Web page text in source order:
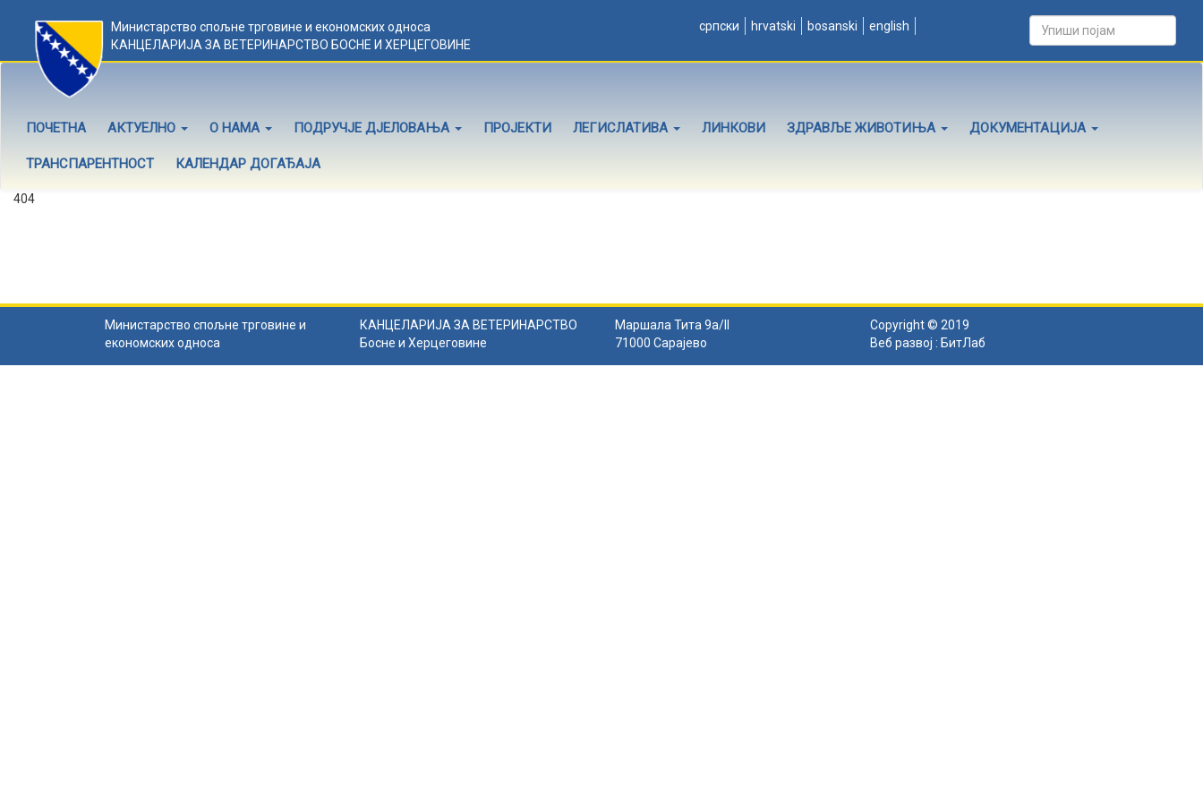
Министарство спољне трговине и економских односа
КАНЦЕЛАРИЈА ЗА ВЕТЕРИНАРСТВО БОСНЕ И ХЕРЦЕГОВИНЕ
српски hrvatski bosanski english
ПОЧЕТНА АКТУЕЛНО О НАМА ПОДРУЧЈЕ ДЈЕЛОВАЊА ПРОЈЕКТИ ЛЕГИСЛАТИВА ЛИНКОВИ ЗДРАВЉЕ ЖИВОТИЊА ДОКУМЕНТАЦИЈА
ТРАНСПАРЕНТНОСТ КАЛЕНДАР ДОГАЂАЈА
404
Министарство спољне трговине и
економских односа
КАНЦЕЛАРИЈА ЗА ВЕТЕРИНАРСТВО
Босне и Херцеговине
Маршала Тита 9а/II
71000 Сарајево
Copyright © 2019
Веб развој : БитЛаб